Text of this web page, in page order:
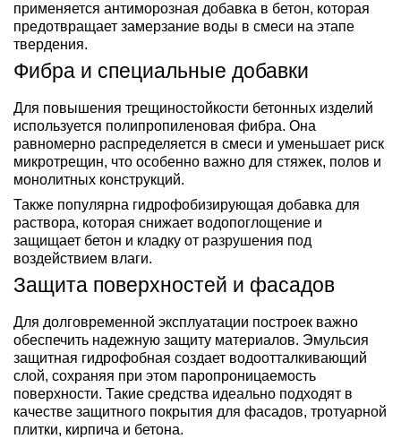
применяется антиморозная добавка в бетон, которая
предотвращает замерзание воды в смеси на этапе
твердения.
Фибра и специальные добавки
Для повышения трещиностойкости бетонных изделий
используется полипропиленовая фибра. Она
равномерно распределяется в смеси и уменьшает риск
микротрещин, что особенно важно для стяжек, полов и
монолитных конструкций.
Также популярна гидрофобизирующая добавка для
раствора, которая снижает водопоглощение и
защищает бетон и кладку от разрушения под
воздействием влаги.
Защита поверхностей и фасадов
Для долговременной эксплуатации построек важно
обеспечить надежную защиту материалов. Эмульсия
защитная гидрофобная создает водоотталкивающий
слой, сохраняя при этом паропроницаемость
поверхности. Такие средства идеально подходят в
качестве защитного покрытия для фасадов, тротуарной
плитки, кирпича и бетона.